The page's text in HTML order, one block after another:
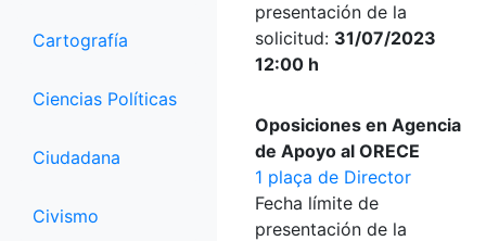
Cartografía
Ciencias Políticas
Ciudadana
Civismo
presentación de la
solicitud: 31/07/2023
12:00 h
Oposiciones en Agencia
de Apoyo al ORECE
1 plaça de Director
Fecha límite de
presentación de la